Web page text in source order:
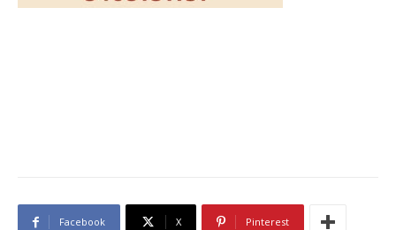
Facebook X Pinterest